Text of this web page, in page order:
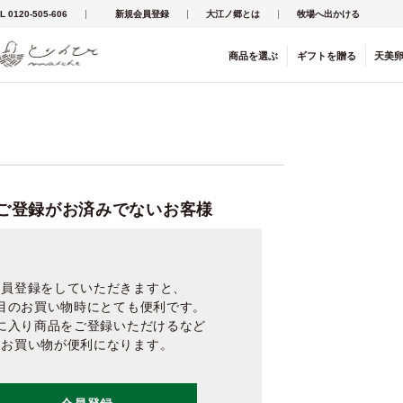
0120-505-606 新規会員登録 大江ノ郷とは 牧場へ出かける
商品を選ぶ ギフト を贈る 天美
登録がお済みでないお客様
登録をしていただきますと、
のお買い物時にとても便利です。
入り商品をご登録いただけるなど
お買い物が便利になります。